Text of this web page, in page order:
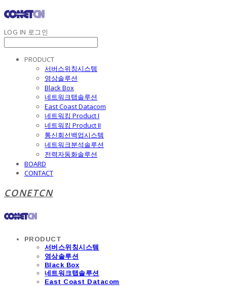
LOG IN 로그인
PRODUCT
서버스위칭시스템
영상솔루션
Black Box
네트워크탭솔루션
East Coast Datacom
네트워킹 Product I
네트워킹 Product II
통신회선백업시스템
네트워크분석솔루션
전력자동화솔루션
BOARD
CONTACT
CONETCN
PRODUCT
서버스위칭시스템
영상솔루션
Black Box
네트워크탭솔루션
East Coast Datacom